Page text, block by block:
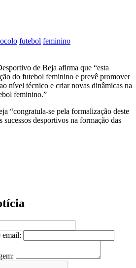
futebol feminino
de Beja afirma que “esta
do futebol feminino e prevê promover
nível técnico e criar novas dinâmicas na
feminino.”
“congratula-se pela formalização deste
desportivos na formação das
email: